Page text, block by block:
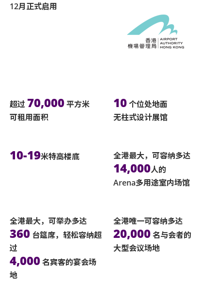
12月正式启用
超过 70,000平方米
可租用面积
10个位处地面
无柱式设计展馆
10-19米特高楼底 全港最大，可容纳多达
14,000人的
Arena多用途室内场馆
全港最大，可举办多达
360 台筵席，轻松容纳超
过
4,000名宾客的宴会场
地
全港唯一可容纳多达
20,000名与会者的
大型会议​场地